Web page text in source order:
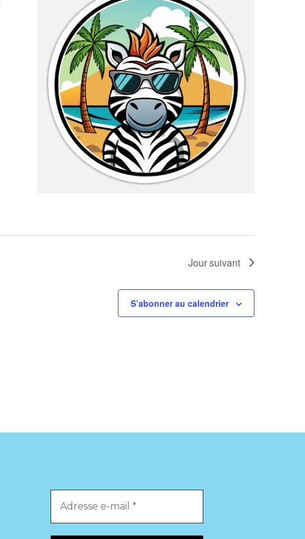
Jour suivant
S’abonner au calendrier